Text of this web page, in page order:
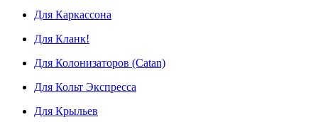
Для Каркассона
Для Кланк!
Для Колонизаторов (Catan)
Для Кольт Экспресса
Для Крыльев